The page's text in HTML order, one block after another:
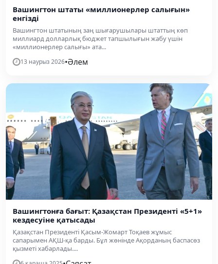
Вашингтон штаты «миллионерлер салығын»
енгізді
Вашингтон штатының заң шығарушылары штаттың көп
миллиард долларлық бюджет тапшылығын жабу үшін
«миллионерлер салығы» ата...
13 наурыз 2026•Әлем
Вашингтонға бағыт: Қазақстан Президенті «5+1»
кездесуіне қатысады
Қазақстан Президенті Қасым-Жомарт Тоқаев жұмыс
сапарымен АҚШ-қа барды. Бұл жөнінде Ақорданың баспасөз
қызметі хабарлады....